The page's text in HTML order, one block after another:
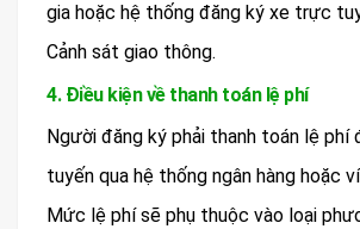
gia hoặc hệ thống đăng ký xe trực
Cảnh sát giao thông.
4. Điều kiện về thanh toán lệ phí
Người đăng ký phải thanh toán lệ phí
tuyến qua hệ thống ngân hàng hoặc
Mức lệ phí sẽ phụ thuộc vào loại